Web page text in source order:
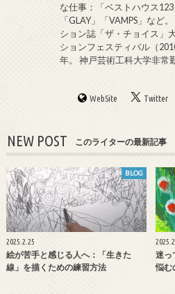
な仕事：「ベストハウス
「GLAY」「VAMPS」など
ション誌「ザ・チョイス」
ションフェスティバル（
年。 神戸芸術工科大学非常
WebSite Twitter
NEW POST このライターの最新記事
BLOG
2025.2.25
絵が苦手と感じる人へ：「生きた
線」を描くための練習方法
迷っ
悩む